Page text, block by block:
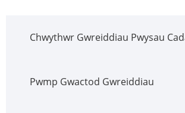
Chwythwr Gwreiddiau Pwysau
Pwmp Gwactod Gwreiddiau